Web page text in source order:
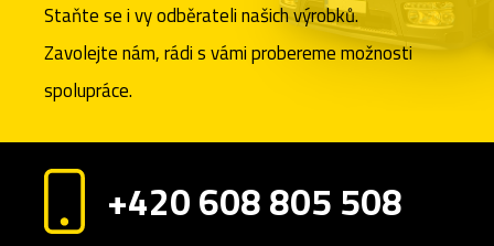
Staňte se i vy odběrateli našich výrobků.
Zavolejte nám, rádi s vámi probereme možnosti
spolupráce.
+420 608 805 508